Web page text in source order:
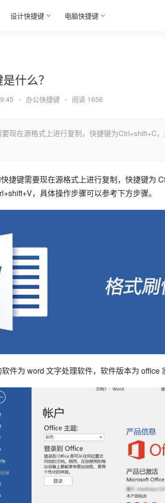
设计快捷键 电脑快捷键
什么？
• 办公快捷键 • 阅读 1656
现在源格式上进行复制，快捷键为Ctrl+shift+C
捷键需要现在源格式上进行复制，快捷键为
，具体操作步骤可以参考下方步骤。
件为 word 文字处理软件，软件版本为 office